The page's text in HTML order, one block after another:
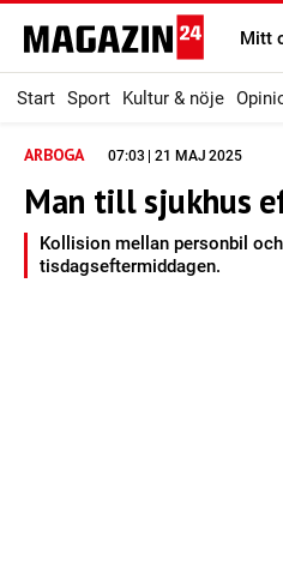
Mitt
Start Sport Kultur & nöje
ARBOGA 07:03 | 21 MAJ 2025
Man till sjukhus
Kollision mellan personbil
tisdagseftermiddagen.